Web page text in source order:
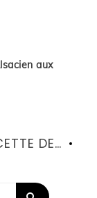
aux
DE…